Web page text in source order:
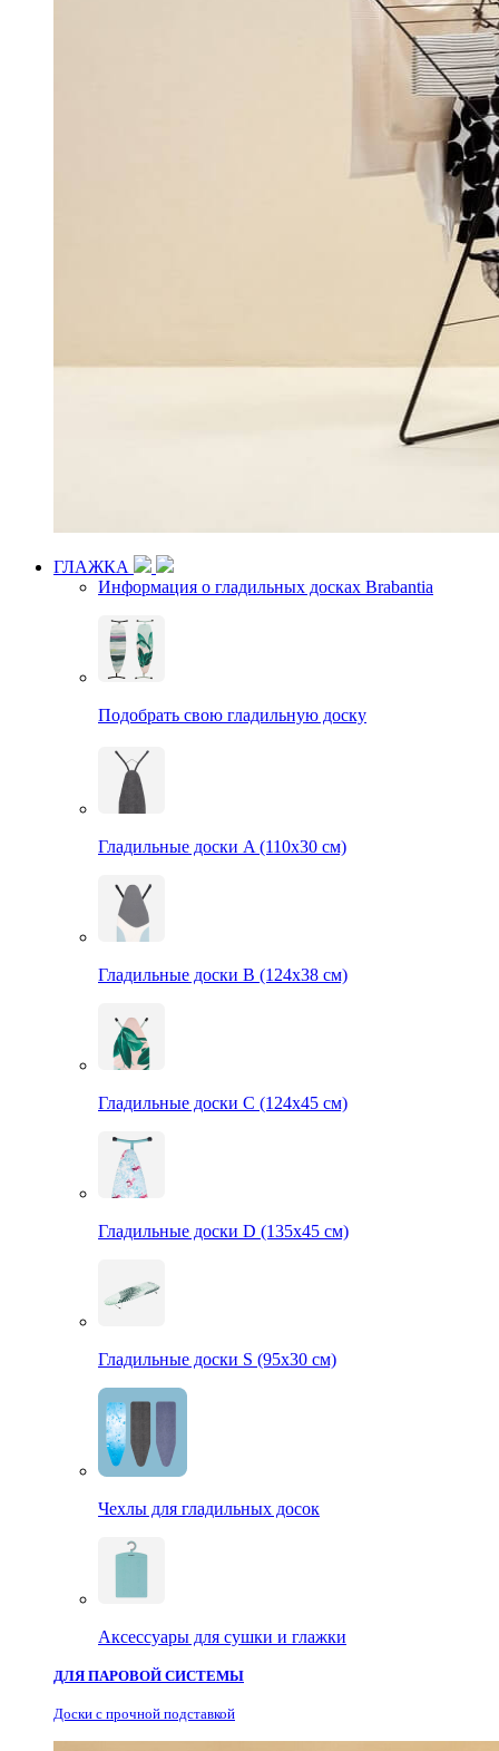
ГЛАЖКА
Информация о гладильных досках Brabantia
Подобрать свою гладильную доску
Гладильные доски A (110х30 см)
Гладильные доски B (124х38 см)
Гладильные доски С (124х45 см)
Гладильные доски D (135х45 см)
Гладильные доски S (95х30 см)
Чехлы для гладильных досок
Аксессуары для сушки и глажки
ДЛЯ ПАРОВОЙ СИСТЕМЫ
Доски с прочной подставкой